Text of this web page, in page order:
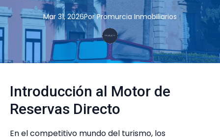
Mar 31, 2026Por Promurcia Inmobiliarios
Introducción al Motor de
Reservas Directo
En el competitivo mundo del turismo, los